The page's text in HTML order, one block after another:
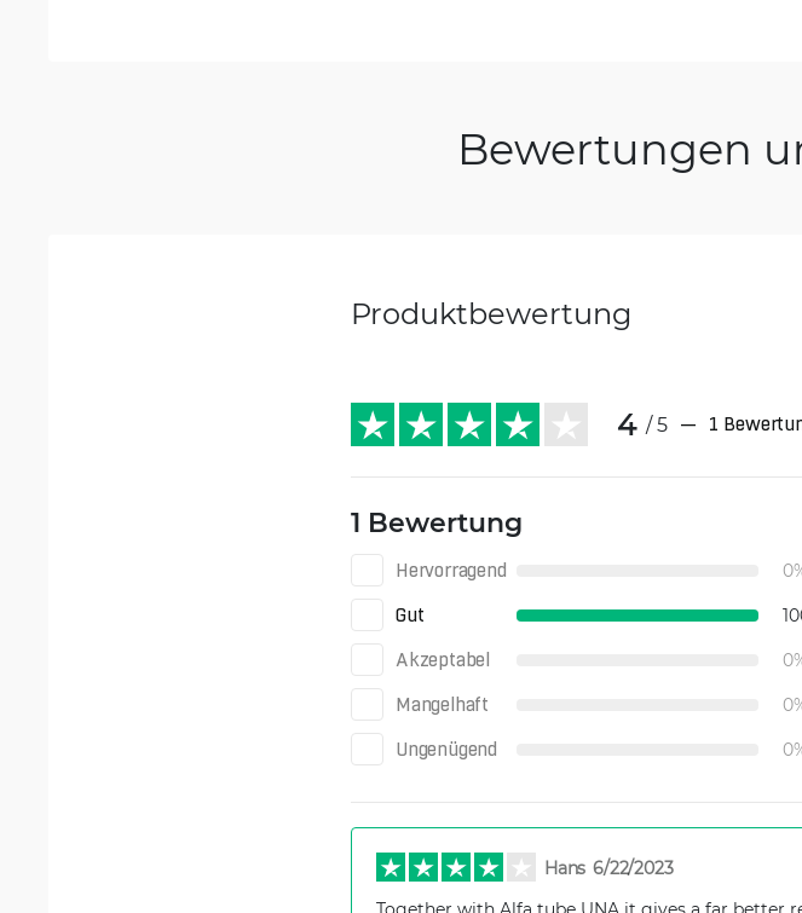
Bewertungen
Produktbewertung
4 / 5 — 1
1 Bewertung
Hervorragend 0
Gut
Akzeptabel
0
Mangelhaft
0
Ungenügend
0
Hans 6/22/2023